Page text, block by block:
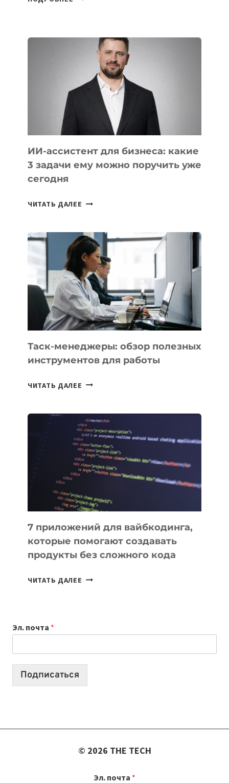
КОТОРЫЕ
РАЗВИВАЮТ
ТЕХНОЛОГИЧЕСКОЕ
ОБРАЗОВАНИЕ
ТАДЖИКИСТАНА
ИИ-ассистент для бизнеса: какие
3 задачи ему можно поручить уже
сегодня
ЧИТАТЬ ДАЛЕЕ ИИ-
БИЗНЕСА:
КАКИЕ
3
ЗАДАЧИ
ЕМУ
МОЖНО
ПОРУЧИТЬ
УЖЕ
Таск-менеджеры: обзор полезных
инструментов для работы
ЧИТАТЬ ДАЛЕЕ ТАСК-
ПОЛЕЗНЫХ
ИНСТРУМЕНТОВ
ДЛЯ
РАБОТЫ
7 приложений для вайбкодинга,
которые помогают создавать
продукты без сложного кода
ЧИТАТЬ ДАЛЕЕ 7
СОЗДАВАТЬ
ПРОДУКТЫ
Эл. почта *
Подписаться
© 2026 THE TECH
Эл. почта *